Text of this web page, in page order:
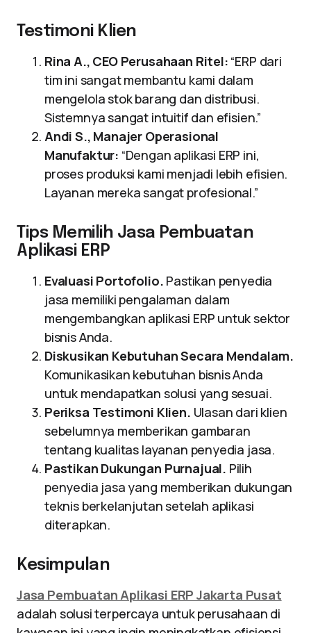
Testimoni Klien
Rina A., CEO Perusahaan Ritel: “ERP dari
tim ini sangat membantu kami dalam
mengelola stok barang dan distribusi.
Sistemnya sangat intuitif dan efisien.”
Andi S., Manajer Operasional
Manufaktur: “Dengan aplikasi ERP ini,
proses produksi kami menjadi lebih efisien.
Layanan mereka sangat profesional.”
Tips Memilih Jasa Pembuatan
Aplikasi ERP
Evaluasi Portofolio. Pastikan penyedia
jasa memiliki pengalaman dalam
mengembangkan aplikasi ERP untuk sektor
bisnis Anda.
Diskusikan Kebutuhan Secara Mendalam.
Komunikasikan kebutuhan bisnis Anda
untuk mendapatkan solusi yang sesuai.
Periksa Testimoni Klien. Ulasan dari klien
sebelumnya memberikan gambaran
tentang kualitas layanan penyedia jasa.
Pastikan Dukungan Purnajual. Pilih
penyedia jasa yang memberikan dukungan
teknis berkelanjutan setelah aplikasi
diterapkan.
Kesimpulan
Jasa Pembuatan Aplikasi ERP Jakarta Pusat
adalah solusi terpercaya untuk perusahaan di